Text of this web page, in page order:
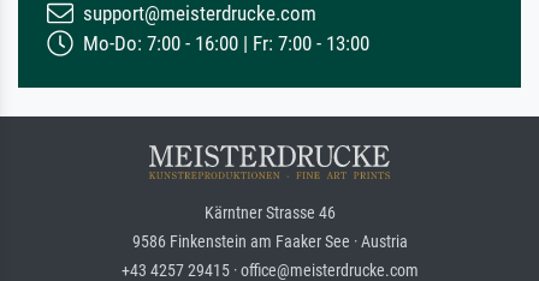
support@meisterdrucke.com
Mo-Do: 7:00 - 16:00 | Fr: 7:00 - 13:00
Kärntner Strasse 46
9586 Finkenstein am Faaker See · Austria
+43 4257 29415 · office@meisterdrucke.com